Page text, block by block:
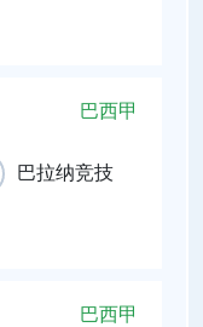
巴西甲
巴拉纳竞技
巴西甲